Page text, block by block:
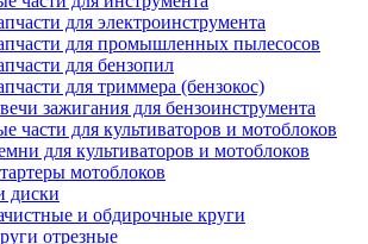
для электроинструмента
для промышленных пылесосов
для бензопил
для триммера (бензокос)
зажигания для бензоинструмента
части для культиваторов и мотоблоков
для культиваторов и мотоблоков
мотоблоков
диски
и обдирочные круги
отрезные